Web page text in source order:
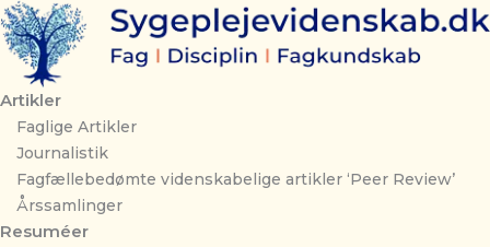
Gå
til
indholdet
Artikler
Faglige Artikler
Journalistik
Fagfællebedømte videnskabelige artikler ‘Peer Review’
Årssamlinger
Resuméer